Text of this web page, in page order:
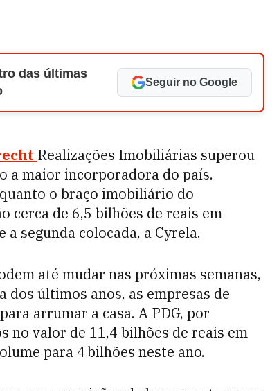
das últimas
Seguir no Google
Realizações Imobiliárias superou
a maior incorporadora do país.
o braço imobiliário do
cerca de 6,5 bilhões de reais em
segunda colocada, a Cyrela.
até mudar nas próximas semanas,
dos últimos anos, as empresas de
arrumar a casa. A PDG, por
no valor de 11,4 bilhões de reais em
para 4 bilhões neste ano.